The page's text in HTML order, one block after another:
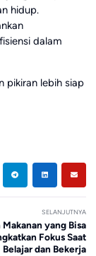
hidup.
dalam
pikiran lebih siap
SELANJUTNYA
Makanan yang Bisa
Fokus Saat
Belajar dan Bekerja